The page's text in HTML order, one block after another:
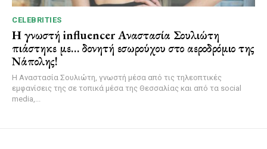
CELEBRITIES
Η γνωστή influencer Αναστασία Σουλιώτη
πιάστηκε με… δονητή εσωρούχου στο αεροδρόμιο της
Νάπολης!
Η Αναστασία Σουλιώτη, γνωστή μέσα από τις τηλεοπτικές
εμφανίσεις της σε τοπικά μέσα της Θεσσαλίας και από τα social
media,...